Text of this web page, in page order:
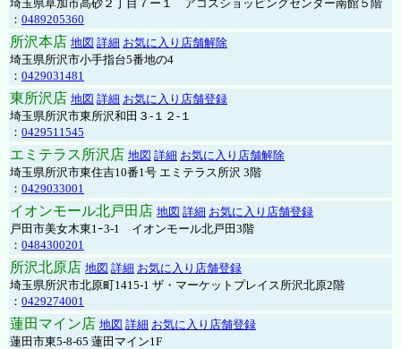
埼玉県草加市高砂２丁目７ー１ アコスショッピングセンター南館５階
： 0489205360
所沢本店 地図 詳細 お気に入り店舗解除
埼玉県所沢市小手指台5番地の4
： 0429031481
東所沢店 地図 詳細 お気に入り店舗登録
埼玉県所沢市東所沢和田３-１２-１
： 0429511545
エミテラス所沢店 地図 詳細 お気に入り店舗解除
埼玉県所沢市東住吉10番1号 エミテラス所沢 3階
： 0429033001
イオンモール北戸田店 地図 詳細 お気に入り店舗登録
戸田市美女木東1ｰ3‐1 イオンモール北戸田3階
： 0484300201
所沢北原店 地図 詳細 お気に入り店舗登録
埼玉県所沢市北原町1415-1 ザ・マーケットプレイス所沢北原2階
： 0429274001
蓮田マイン店 地図 詳細 お気に入り店舗登録
蓮田市東5-8-65 蓮田マイン1F